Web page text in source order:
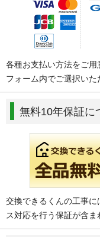
各種お支払い方法をご
フォーム内でご選択いた
無料10年保証に
交換できるくんの工事
ス対応を行う保証が含ま